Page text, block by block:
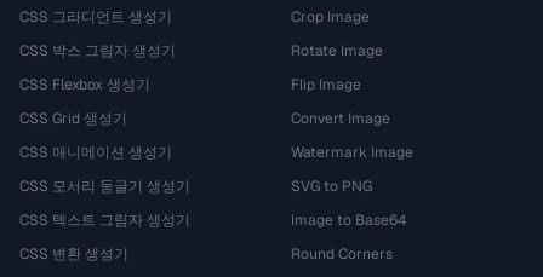
CSS 그라디언트 생성기
CSS 박스 그림자 생성기
CSS Flexbox 생성기
CSS Grid 생성기
CSS 애니메이션 생성기
CSS 모서리 둥글기 생성기
CSS 텍스트 그림자 생성기
CSS 변환 생성기
Crop Image
Rotate Image
Flip Image
Convert Image
Watermark Image
SVG to PNG
Image to Base64
Round Corners